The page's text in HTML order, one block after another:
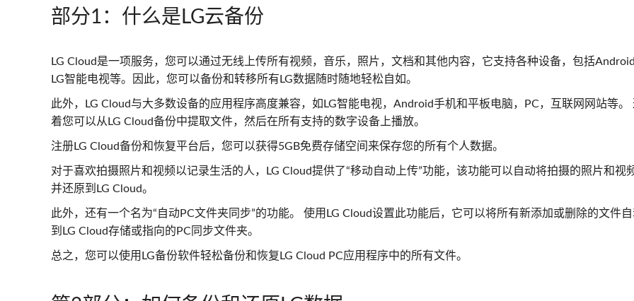
部分1：什么是LG云备份
LG Cloud是一项服务，您可以通过无线上传所有视频，音乐，照片，文档和其他内容，它支持各种设备，包括
LG智能电视等。因此，您可以备份和转移所有LG数据随时随地轻松自如。
此外，LG Cloud与大多数设备的应用程序高度兼容，如LG智能电视，Android手机和平板电脑，PC，互联网网站等。
着您可以从LG Cloud备份中提取文件，然后在所有支持的数字设备上播放。
注册LG Cloud备份和恢复平台后，您可以获得5GB免费存储空间来保存您的所有个人数据。
对于喜欢拍摄照片和视频以记录生活的人，LG Cloud提供了“移动自动上传”功能，该功能可以自动将拍摄的照片和视
并还原到LG Cloud。
此外，还有一个名为“自动PC文件夹同步”的功能。 使用LG Cloud设置此功能后，它可以将所有新添加或删除的文件
到LG Cloud存储或指向的PC同步文件夹。
总之，您可以使用LG备份软件轻松备份和恢复LG Cloud PC应用程序中的所有文件。